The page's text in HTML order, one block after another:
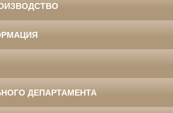
ДЕПАРТАМЕНТА